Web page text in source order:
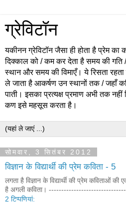
ग्रेविटॉन
यकीनन ग्रेविटॉन जैसा ही होता है प्रेम का
दिक्काल को / कम कर देता है समय की
स्थान और समय की विमाएँ। ये रिसता
ले जाता है आकर्षण उन स्थानों तक / जहाँ
पाती। इसका प्रत्यक्ष प्रमाण अभी तक
कण इसे महसूस करता है।
सोमवार, 3 सितंबर 2012
विज्ञान के विद्यार्थी की प्रेम कविता - 5
लगता है विज्ञान के विद्यार्थी की प्रेम कविताओं
है अगली कविता।
2 टिप्‍पणियां: